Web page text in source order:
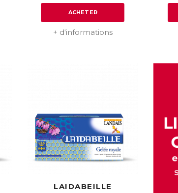
ACHETER
+ d'informations
LAIDABEILLE